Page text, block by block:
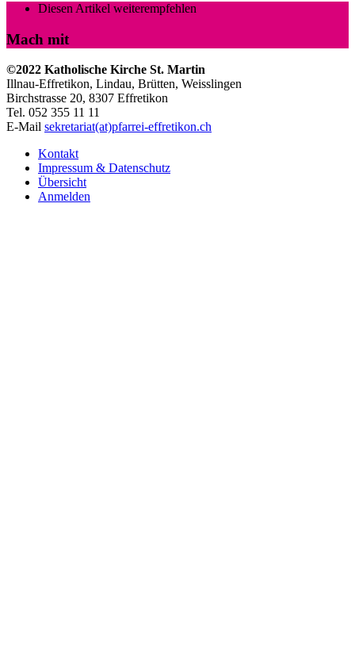
Diesen Artikel weiterempfehlen
Mach mit
©2022 Katholische Kirche St. Martin
Illnau-Effretikon, Lindau, Brütten, Weisslingen
Birchstrasse 20, 8307 Effretikon
Tel. 052 355 11 11
E-Mail sekretariat(at)pfarrei-effretikon.ch
Kontakt
Impressum & Datenschutz
Übersicht
Anmelden